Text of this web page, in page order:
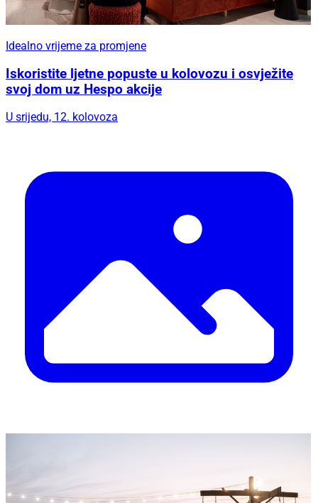
Idealno vrijeme za promjene
Iskoristite ljetne popuste u kolovozu i osvježite
svoj dom uz Hespo akcije
U srijedu, 12. kolovoza